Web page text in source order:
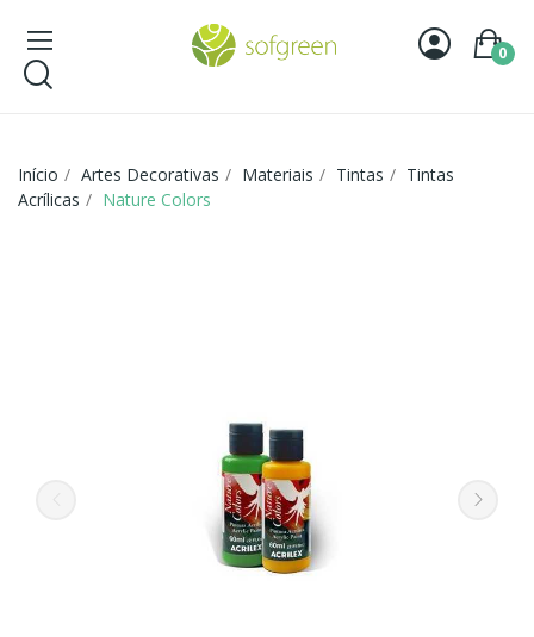
0
Início Artes Decorativas Materiais Tintas
Tintas
Acrílicas
Nature Colors